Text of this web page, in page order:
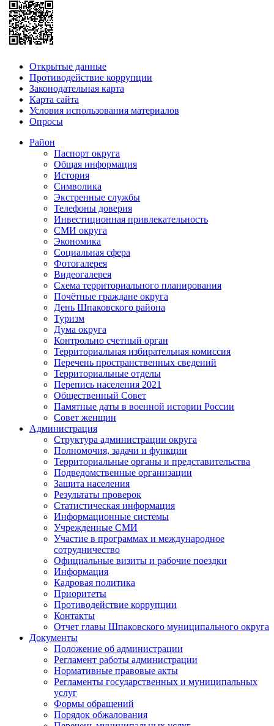
Открытые данные
Противодействие коррупции
Законодательная карта
Карта сайта
Условия использования материалов
Опросы
Район
Паспорт округа
Общая информация
История
Символика
Экстренные службы
Телефоны доверия
Инвестиционная привлекательность
СМИ округа
Экономика
Социальная сфера
Фотогалерея
Видеогалерея
Схема территориального планирования
Почётные граждане округа
День Шпаковского района
Туризм
Дума округа
Контрольно счетный орган
Территориальная избирательная комиссия
Перечень пространственных сведений
Территориальные отделы
Перепись населения 2021
Общественный Совет
Памятные даты в военной истории России
Совет женщин
Администрация
Структура администрации округа
Полномочия, задачи и функции
Территориальные органы и представительства
Подведомственные организации
Защита населения
Результаты проверок
Статистическая информация
Информационные системы
Учрежденные СМИ
Участие в программах и международное
сотрудничество
Официальные визиты и рабочие поездки
Информация
Кадровая политика
Приоритеты
Противодействие коррупции
Контакты
Отчет главы Шпаковского муниципального округа
Документы
Положение об администрации
Регламент работы администрации
Нормативные правовые акты
Регламенты государственных и муниципальных
услуг
Формы обращений
Порядок обжалования